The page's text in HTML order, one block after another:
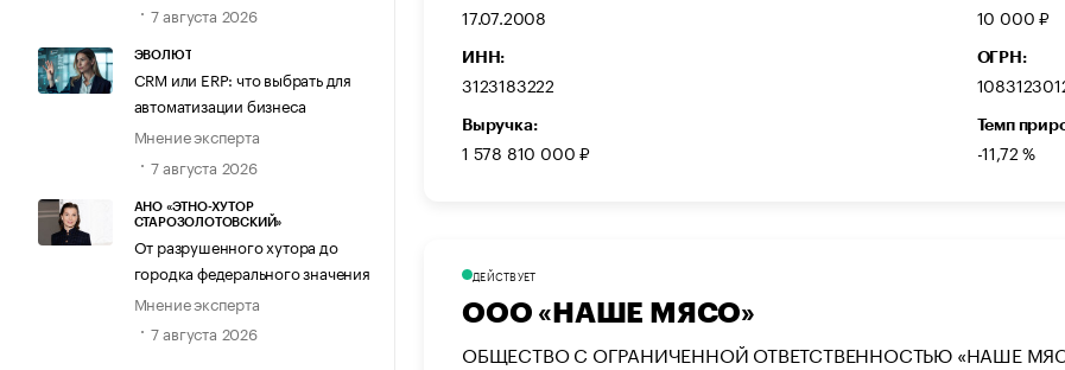
7 августа 2026
ЭВОЛЮТ
CRM или ERP: что выбрать для
автоматизации бизнеса
Мнение эксперта
7 августа 2026
АНО «ЭТНО-ХУТОР
СТАРОЗОЛОТОВСКИЙ»
От разрушенного хутора до
городка федерального значения
Мнение эксперта
7 августа 2026
17.07.2008 10 000 ₽
ИНН:
3123183222
ОГРН:
Выручка:
1 578 810 000 ₽
Темп
-11,72 %
ДЕЙСТВУЕТ
ООО «НАШЕ МЯСО»
ОБЩЕСТВО С ОГРАНИЧЕННОЙ ОТВЕТСТВЕННОСТЬЮ «НАШЕ